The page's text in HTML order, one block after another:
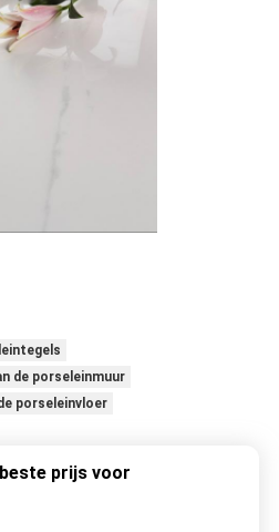
de porseleinmuur
porseleinvloer
prijs voor